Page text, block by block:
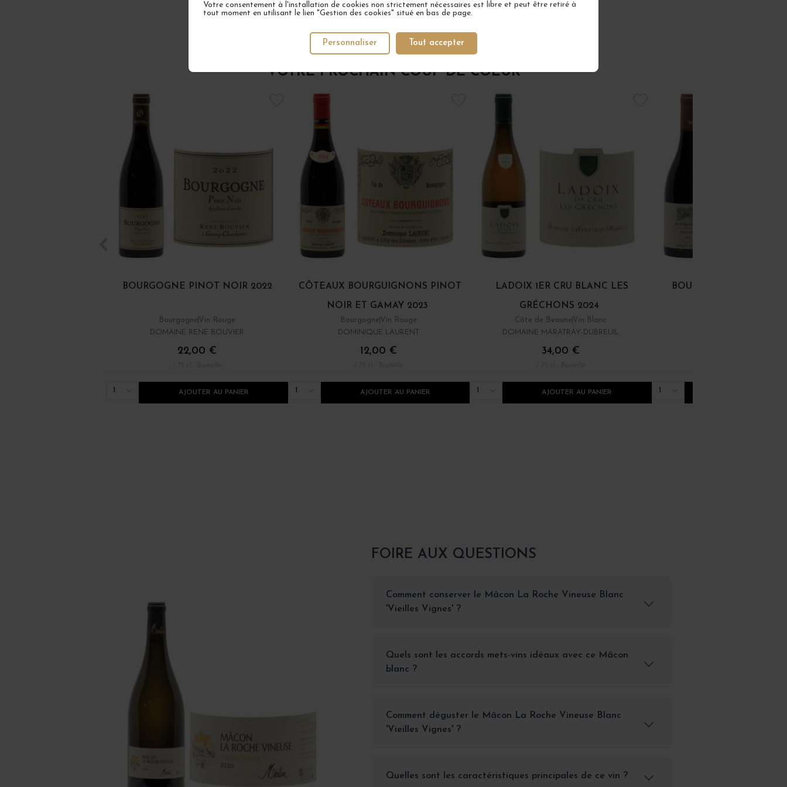
Votre consentement à l'installation de cookies non strictement nécessaires est libre et peut être retiré à
tout moment en utilisant le lien "Gestion des cookies" situé en bas de page.
Tout accepter
Personnaliser
VOTRE PROCHAIN COUP DE COEUR
BOURGOGNE PINOT NOIR 2022
Bourgogne Vin Rouge
DOMAINE RENÉ BOUVIER
22,00 €
AJOUTER AU PANIER
CÔTEAUX BOURGUIGNONS PINOT
NOIR ET GAMAY 2023
Bourgogne Vin Rouge
DOMINIQUE LAURENT
12,00 €
AJOUTER AU PANIER
LADOIX 1ER CRU BLANC LES
GRÉCHONS 2024
Côte de Beaune Vin Blanc
DOMAINE MARATRAY-DUBREUIL
34,00 €
AJOUTER AU PANIER
BOURGOGNE
FOIRE AUX QUESTIONS
Comment conserver le Mâcon La Roche Vineuse Blanc
'Vieilles Vignes' ?
Quels sont les accords mets-vins idéaux avec ce Mâcon
blanc ?
Comment déguster le Mâcon La Roche Vineuse Blanc
'Vieilles Vignes' ?
Quelles sont les caractéristiques principales de ce vin ?